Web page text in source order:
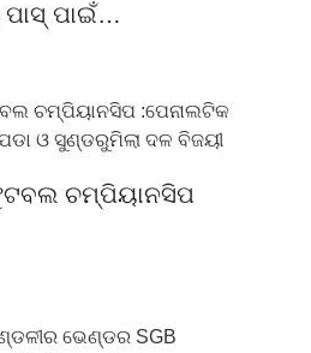
ପାଇଁ…
ଚମ୍ପିୟାନସିପ